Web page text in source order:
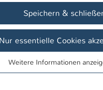
Speichern &
Nur essentielle Cookies
Cookies werden für
Weitere Informationen